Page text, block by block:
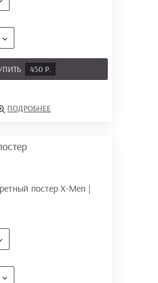
450 Р.
ПОДРОБНЕЕ